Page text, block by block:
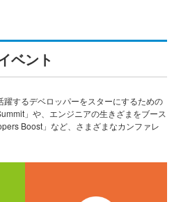
ベント
するデベロッパーをスターにするための
」や、エンジニアの生きざまをブース
Boost」など、さまざまなカンファレ